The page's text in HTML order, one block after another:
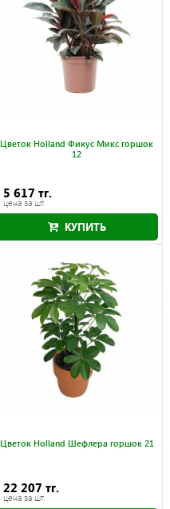
Цветок Holland Фикус Микс горшок
12
5 617 тг.
цена за шт.
КУПИТЬ
Цветок Holland Шефлера горшок 21
22 207 тг.
цена за шт.